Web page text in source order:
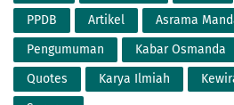
PPDB
Artikel Asrama
Pengumuman
Kabar Osmanda
Quotes
Karya Ilmiah